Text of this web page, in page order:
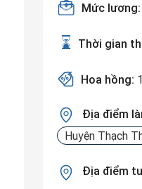
Mức lương:
Thời gian
Hoa hồng:
Địa điểm
Huyện Thạch
Địa điểm